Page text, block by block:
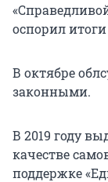
оспорил
В октябре
законными.
В 2019 году
качестве
поддержке